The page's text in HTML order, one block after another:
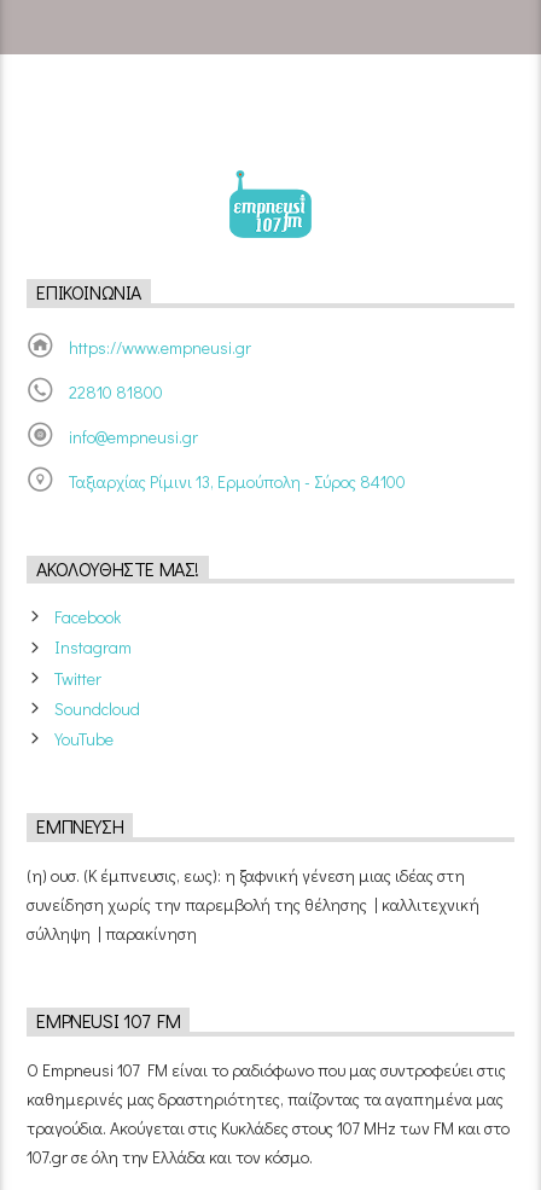
ΕΠΙΚΟΙΝΩΝΊΑ
https://www.empneusi.gr
22810 81800
info@empneusi.gr
Ταξιαρχίας Ρίμινι 13, Ερμούπολη - Σύρος 84100
ΑΚΟΛΟΥΘΉΣΤΕ ΜΑΣ!
Facebook
Instagram
Twitter
Soundcloud
YouTube
ΈΜΠΝΕΥΣΗ
(η) ουσ. (Κ έμπνευσις, εως): η ξαφνική γένεση μιας ιδέας στη
συνείδηση χωρίς την παρεμβολή της θέλησης | καλλιτεχνική
σύλληψη | παρακίνηση
EMPNEUSI 107 FM
Ο Empneusi 107 FM είναι το ραδιόφωνο που μας συντροφεύει στις
καθημερινές μας δραστηριότητες, παίζοντας τα αγαπημένα μας
τραγούδια. Ακούγεται στις Κυκλάδες στους 107 MHz των FM και στο
107.gr σε όλη την Ελλάδα και τον κόσμο.